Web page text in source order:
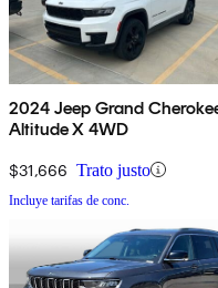
2024 Jeep Grand
Altitude X 4WD
$31,666 Trato justo
Incluye tarifas de conc.